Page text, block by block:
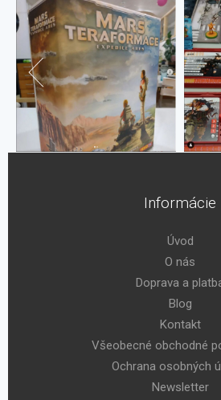
Informácie
Úvod
O nás
Doprava a
Blog
Kontakt
Všeobecné obchodné
Ochrana osobných
Newsletter